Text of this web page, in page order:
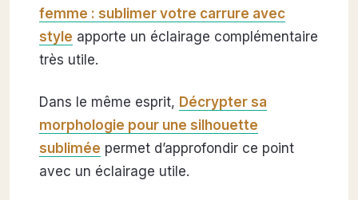
femme : sublimer votre carrure avec
style apporte un éclairage complémentaire
très utile.
Dans le même esprit, Décrypter sa
morphologie pour une silhouette
sublimée permet d’approfondir ce point
avec un éclairage utile.